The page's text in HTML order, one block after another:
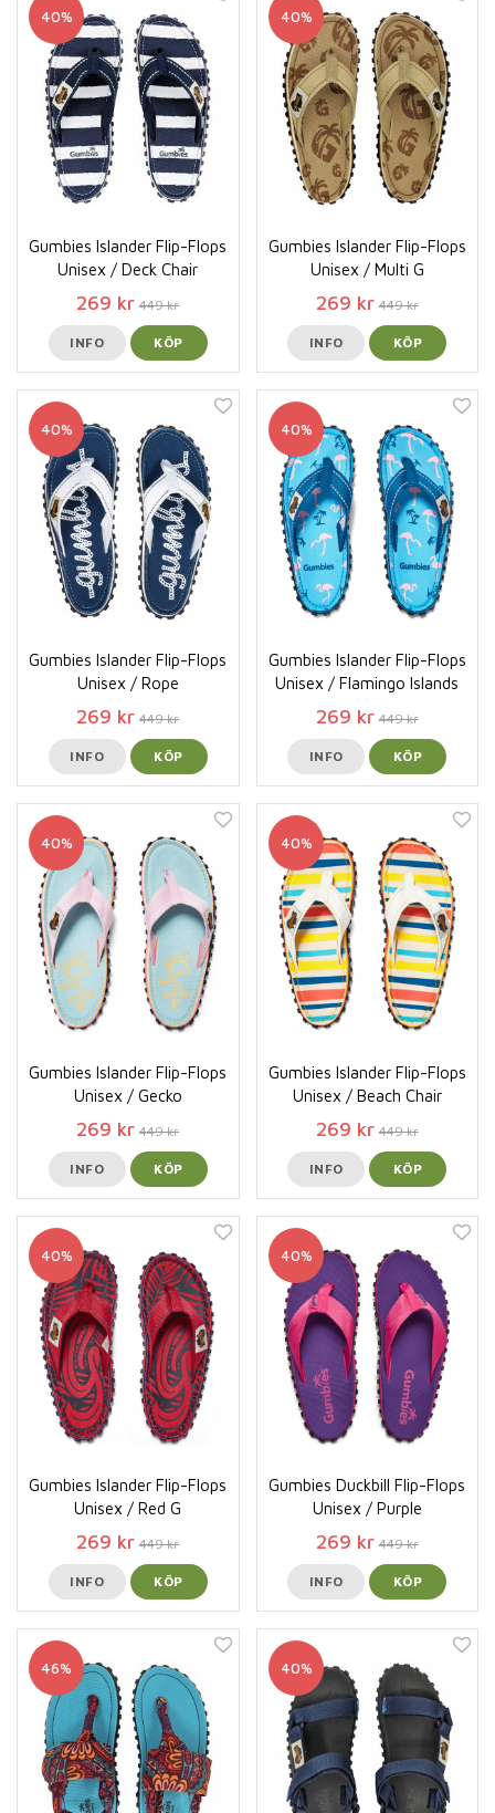
40%
Gumbies Islander Flip-Flops
Unisex / Deck Chair
269 kr 449 kr
INFO KÖP
40%
Gumbies Islander Flip-Flops
Unisex / Multi G
269 kr 449 kr
INFO KÖP
40%
Gumbies Islander Flip-Flops
Unisex / Rope
269 kr 449 kr
INFO KÖP
40%
Gumbies Islander Flip-Flops
Unisex / Flamingo Islands
269 kr 449 kr
INFO KÖP
40%
Gumbies Islander Flip-Flops
Unisex / Gecko
269 kr 449 kr
INFO KÖP
40%
Gumbies Islander Flip-Flops
Unisex / Beach Chair
269 kr 449 kr
INFO KÖP
40%
Gumbies Islander Flip-Flops
Unisex / Red G
269 kr 449 kr
INFO KÖP
40%
Gumbies Duckbill Flip-Flops
Unisex / Purple
269 kr 449 kr
INFO KÖP
46% 40%